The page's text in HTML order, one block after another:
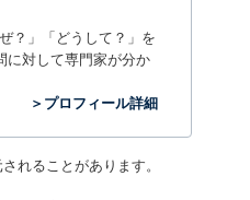
？」「どうして？」を
に対して専門家が分か
＞プロフィール詳細
れることがあります。